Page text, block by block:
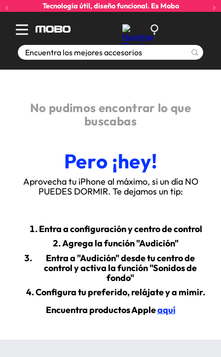
Tecnología útil, diseño funcional. Es Mobo
Encuentra los mejores accesorios
No pudimos encontrar lo que
buscabas
Pero ¡hey!
Aprovecha tu iPhone al máximo, si un día NO
PUEDES DORMIR. Te dejamos un tip:
Entra a configuración y centro de control
Agrega la función "Audición"
Entra a "Audición" desde tu centro de
control y activa la función "Sonidos de
fondo"
Configura tu preferido, relájate y a mimir.
Encuentra productos Appleaquí